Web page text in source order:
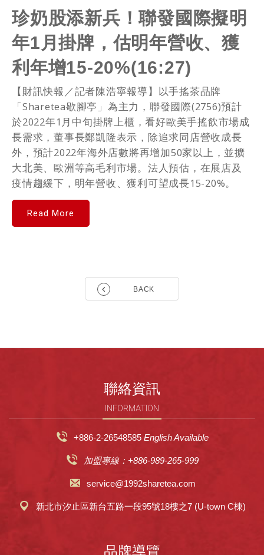
珍奶股添新兵！聯發國際擬明
年1月掛牌，估明年營收、獲
利年增15-20%(16:27)
【財訊快報／記者陳浩寧報導】以手搖茶品牌
「Sharetea歇腳亭」為主力，聯發國際(2756)預計
於2022年1月中旬掛牌上櫃，看好歐美手搖飲市場成
長需求，董事長鄭凱隆表示，除追求同店營收成長
外，預計2022年海外店數將再增加50家以上，並擴
大北美、歐洲等高毛利市場。法人預估，在展店及
疫情趨緩下，明年營收、獲利可望成長15-20%。
Read More
BACK
聯絡資訊
INFORMATION
+886-2-26548585 English Available
加盟專線：+886-989-265-999
service@1992sharetea.com
新北市汐止區新台五路一段95號18樓之7 (U-town C棟)
品牌導覽